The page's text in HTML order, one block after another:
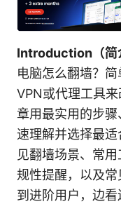
Introduction（简
电脑怎么翻墙？
VPN或代理工具
章用最实用的步
速理解并选择最
见翻墙场景、常
规性提醒，以及
到进阶用户，边